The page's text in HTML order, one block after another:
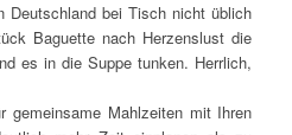
Deutschland bei Tisch nicht üblich
Baguette nach Herzenslust die
es in die Suppe tunken. Herrlich,
Mahlzeiten mit Ihren